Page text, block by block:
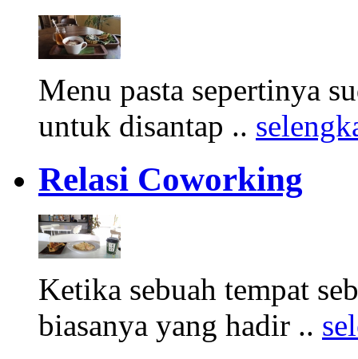
Menu pasta sepertinya
untuk disantap ..
Relasi Coworking
Ketika sebuah tempat
biasanya yang hadir ..